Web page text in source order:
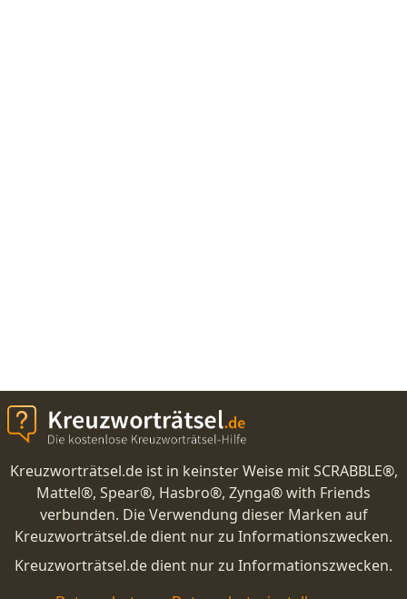
Kreuzworträtsel.de ist in keinster Weise mit SCRABBLE®,
Mattel®, Spear®, Hasbro®, Zynga® with Friends
verbunden. Die Verwendung dieser Marken auf
Kreuzworträtsel.de dient nur zu Informationszwecken.
Kreuzworträtsel.de dient nur zu Informationszwecken.